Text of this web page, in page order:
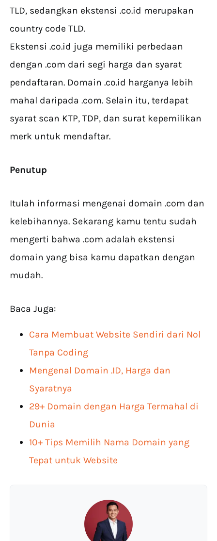
TLD, sedangkan ekstensi .co.id merupakan
country code TLD.
Ekstensi .co.id juga memiliki perbedaan
dengan .com dari segi harga dan syarat
pendaftaran. Domain .co.id harganya lebih
mahal daripada .com. Selain itu, terdapat
syarat scan KTP, TDP, dan surat kepemilikan
merk untuk mendaftar.
Penutup
Itulah informasi mengenai domain .com dan
kelebihannya. Sekarang kamu tentu sudah
mengerti bahwa .com adalah ekstensi
domain yang bisa kamu dapatkan dengan
mudah.
Baca Juga:
Cara Membuat Website Sendiri dari Nol
Tanpa Coding
Mengenal Domain .ID, Harga dan
Syaratnya
29+ Domain dengan Harga Termahal di
Dunia
10+ Tips Memilih Nama Domain yang
Tepat untuk Website